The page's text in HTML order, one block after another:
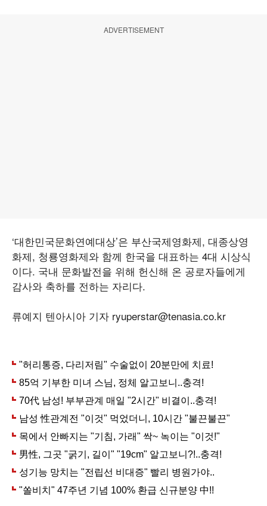
ADVERTISEMENT
‘대한민국문화연예대상’은 부산국제영화제, 대종상영
화제, 청룡영화제와 함께 한국을 대표하는 4대 시상식
이다. 국내 문화발전을 위해 헌신해 온 공로자들에게
감사와 축하를 전하는 자리다.
류예지 텐아시아 기자 ryuperstar@tenasia.co.kr